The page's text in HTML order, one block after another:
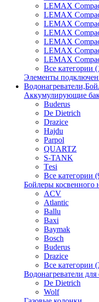
LEMAX
LEMAX
LEMAX
LEMAX
LEMAX
LEMAX
LEMAX
Все категории
Элементы
Аккумулирующие
Buderus
De Dietrich
Drazice
Hajdu
Parpol
QUARTZ
S-TANK
Tеsi
Все категории
Бойлеры косвенного
ACV
Atlantic
Ballu
Baxi
Baymak
Bosch
Buderus
Drazice
Все категории
Водонагреватели
De Dietrich
Wolf